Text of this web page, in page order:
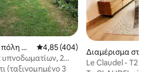
Or
Μέση βαθμολογία: 4,85 στα 5,
4,85 (404)
2
κήπος
(ταξινομημένο 3
Διαμέρισμα
όζ
Le Claudel - T2